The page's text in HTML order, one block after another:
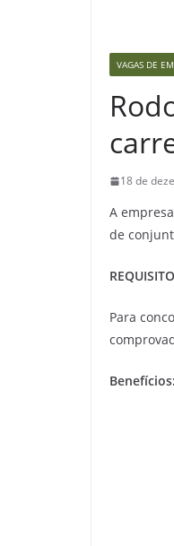
VAGAS DE
18 de
A empresa
de
Para
Benefícios: